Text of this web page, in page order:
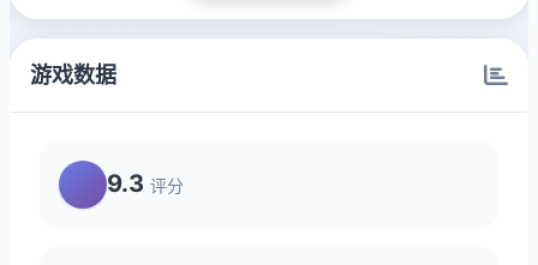
游戏数据
9.3 评分